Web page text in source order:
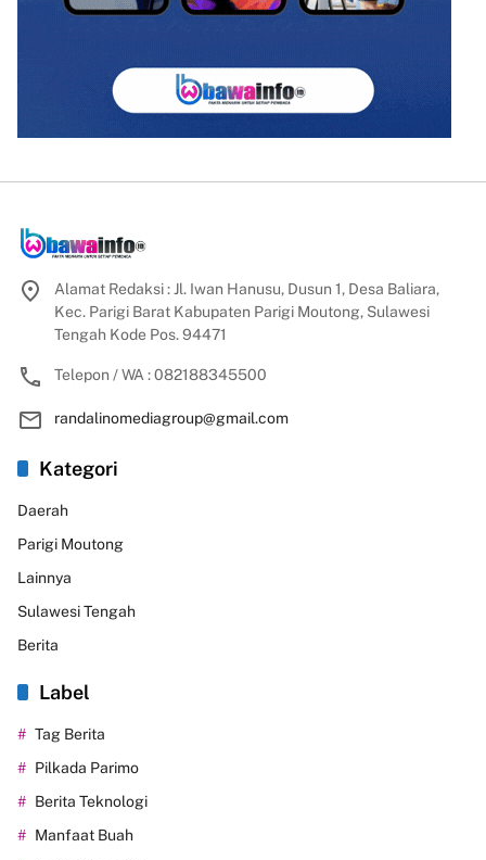
Alamat Redaksi : Jl. Iwan Hanusu, Dusun 1, Desa Baliara,
Kec. Parigi Barat Kabupaten Parigi Moutong, Sulawesi
Tengah Kode Pos. 94471
Telepon / WA : 082188345500
randalinomediagroup@gmail.com
Kategori
Daerah
Parigi Moutong
Lainnya
Sulawesi Tengah
Berita
Label
Tag Berita
Pilkada Parimo
Berita Teknologi
Manfaat Buah